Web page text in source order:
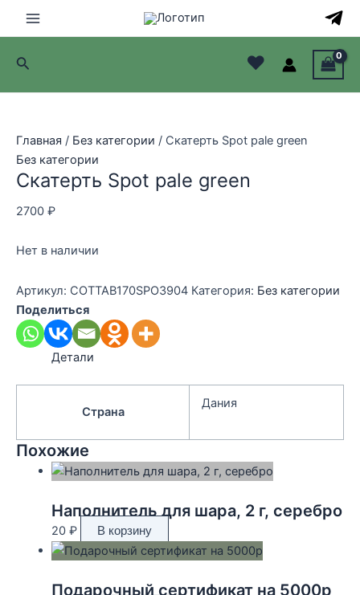
Main
Menu
Поиск ♥
Главная / Без категории / Скатерть Spot pale green
Без категории
Скатерть Spot pale green
2700 ₽
Нет в наличии
Артикул: COTTAB170SPO3904 Категория: Без категории
Поделиться
Детали
Страна
Дания
Похожие
Наполнитель для шара, 2 г, серебро
20 ₽ В корзину
Подарочный сертификат на 5000р